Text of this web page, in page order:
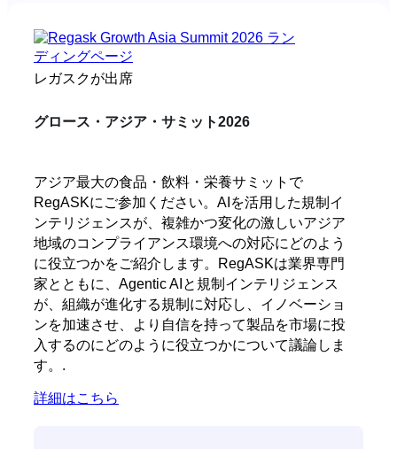
レガスクが出席
グロース・アジア・サミット2026
アジア最大の食品・飲料・栄養サミットで
RegASKにご参加ください。AIを活用した規制イ
ンテリジェンスが、複雑かつ変化の激しいアジア
地域のコンプライアンス環境への対応にどのよう
に役立つかをご紹介します。RegASKは業界専門
家とともに、Agentic AIと規制インテリジェンス
が、組織が進化する規制に対応し、イノベーショ
ンを加速させ、より自信を持って製品を市場に投
入するのにどのように役立つかについて議論しま
す。.
詳細はこちら